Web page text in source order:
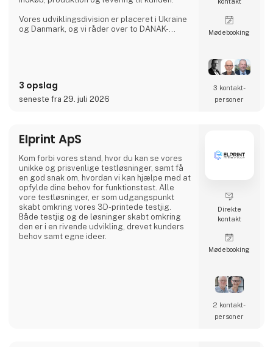
Vores udviklingsdivision er placeret i Ukraine
og Danmark, og vi råder over to DANAK-
såsom THD, SMD, test, montering, box-build
og forsendelse
3 opslag
seneste fra 29. juli 2026
Møde­booking
3 kontakt­
personer
Elprint ApS
Kom forbi vores stand, hvor du kan se vores
unikke og prisvenlige testløsninger, samt få
en god snak om, hvordan vi kan hjælpe med at
opfylde dine behov for funktionstest. Alle
vore testløsninger, er som udgangspunkt
skabt omkring vores 3D-printede testjig.
Både testjig og de løsninger skabt omkring
den er i en rivende udvikling, drevet kunders
behov samt egne ideer.
Direkte
kontakt
Møde­booking
2 kontakt­
personer